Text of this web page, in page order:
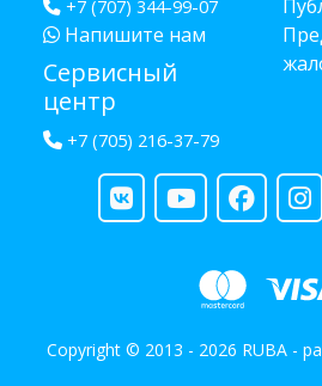
+7 (707) 344-99-07
Напишите нам
Сервисный
центр
+7 (705) 216-37-79
Copyright © 2013 - 2026 RUBA -